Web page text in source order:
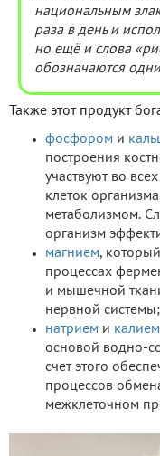
национальным
раза в день и
но ещё и слова
обозначаются
Также этот продукт
фосфором и
построения
участвуют во
клеток
метаболизмом.
организм
магнием,
процессах
и мышечной
нервной системы;
натрием и калием
основой водно-
счет этого
процессов
межклеточном